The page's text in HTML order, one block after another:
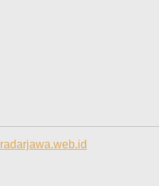
radarjawa.web.id